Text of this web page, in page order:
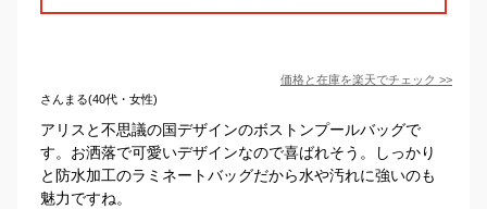
価格と在庫を楽天でチェック >>
さんまる(40代・女性)
アリスと不思議の国デザインのボストンプールバッグで
す。お洒落で可愛いデザインなので喜ばれそう。しっかり
と防水加工のラミネートバッグだから水や汚れに強いのも
魅力ですね。